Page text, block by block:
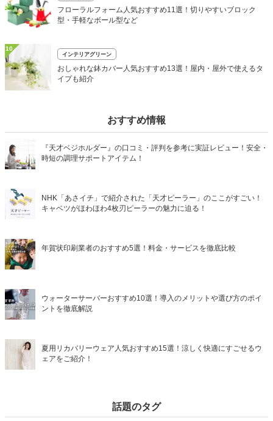
フローラルフォーム人気おすすめ11選！切りやすいブロック
型・手軽なボール型など
10
インテリアグリーン
おしゃれな鉢カバー人気おすすめ13選！屋内・屋外で使えるタ
イプも紹介
おすすめ情報
『天才ベジホルダー』の口コミ・評判を参考に実証レビュー！安全・
時短の調理サポートアイテム！
NHK「あさイチ」で紹介された「天才ピーラー」のここがすごい！
キャベツがほわほわ4枚刃ピーラーの魅力に迫る！
年賀状印刷業者のおすすめ5選！料金・サービスを徹底比較
ウォーターサーバーおすすめ10選！導入のメリットや選び方のポイ
ントを徹底解説
夏用リカバリーウェア人気おすすめ15選！涼しく快適にすごせるウ
ェアをご紹介！
話題のタグ